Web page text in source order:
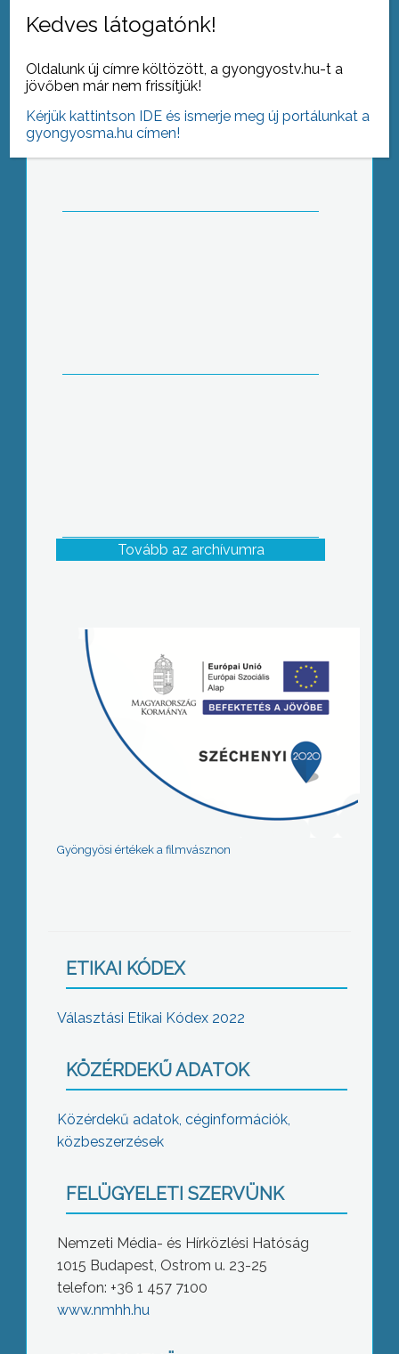
Munkácsra kirándulnak az Egressysek
Tovább az archívumra
Gyöngyösi értékek a filmvásznon
ETIKAI KÓDEX
Választási Etikai Kódex 2022
KÖZÉRDEKŰ ADATOK
Közérdekű adatok, céginformációk,
közbeszerzések
FELÜGYELETI SZERVÜNK
Nemzeti Média- és Hírközlési Hatóság
1015 Budapest, Ostrom u. 23-25
telefon: +36 1 457 7100
www.nmhh.hu
Kedves látogatónk!
Oldalunk új címre költözött, a gyongyostv.hu-t a
jövőben már nem frissítjük!
Kérjük kattintson IDE és ismerje meg új portálunkat a
gyongyosma.hu címen!